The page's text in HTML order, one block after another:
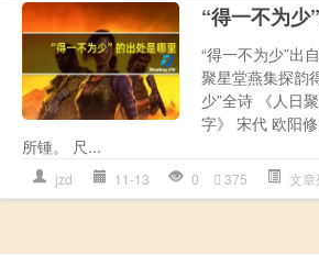
“得一不为少
“得一不为少”出
聚星堂燕集探韵
少”全诗 《人日
字》 宋代 欧阳
所锺。 尺...
jzd 11-13 0 375 文章